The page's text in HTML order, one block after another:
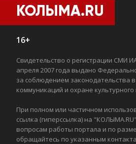
КОЛЫМА.RU
16+
Свидетельство о регистрации СМИ
апреля 2007 года выдано
за соблюдением законодательства
коммуникаций и охране культурного
При полном или частичном
ссылка (гиперссылка) на
вопросам работы портала и по
обращайтесь по указанным